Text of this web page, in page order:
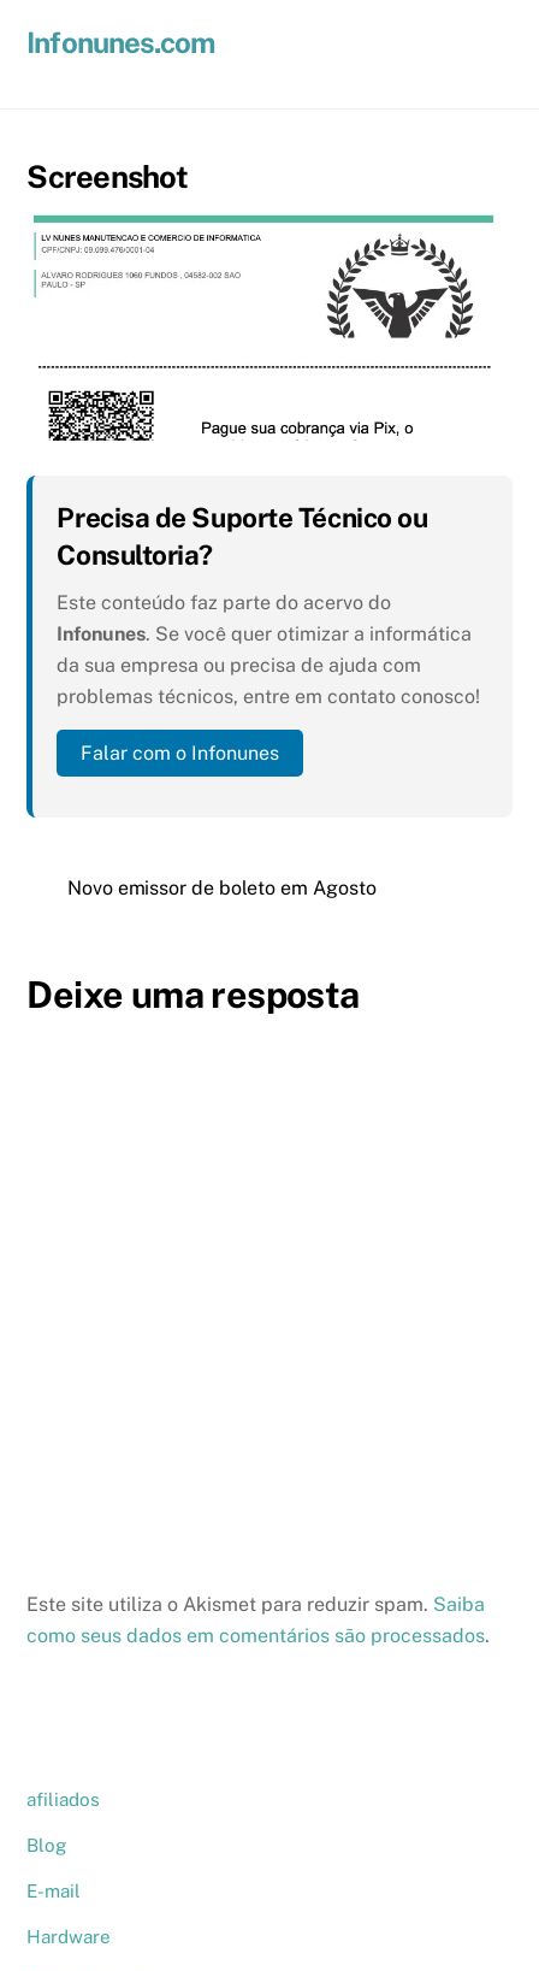
Infonunes.com
Screenshot
Precisa de Suporte Técnico ou
Consultoria?
Este conteúdo faz parte do acervo do
Infonunes. Se você quer otimizar a informática
da sua empresa ou precisa de ajuda com
problemas técnicos, entre em contato conosco!
Falar com o Infonunes
Novo emissor de boleto em Agosto
Deixe uma resposta
Este site utiliza o Akismet para reduzir spam. Saiba
como seus dados em comentários são processados.
afiliados
Blog
E-mail
Hardware